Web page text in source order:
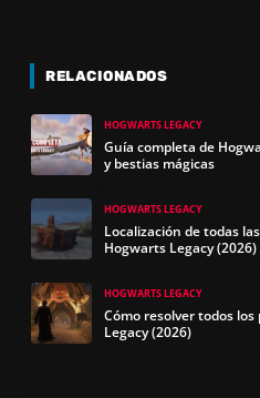
RELACIONADOS
HOGWARTS LEGACY
Guía completa de
y bestias mágicas
HOGWARTS LEGACY
Localización de todas
Hogwarts Legacy (2026)
HOGWARTS LEGACY
Cómo resolver todos
Legacy (2026)